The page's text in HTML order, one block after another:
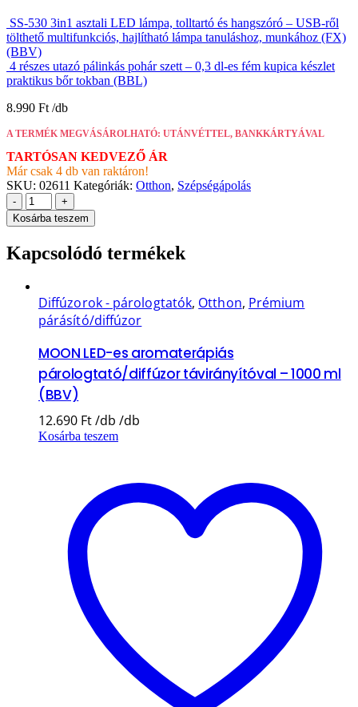
SS-530 3in1 asztali LED lámpa, tolltartó és hangszóró – USB-ről
tölthető multifunkciós, hajlítható lámpa tanuláshoz, munkához (FX)
(BBV)
4 részes utazó pálinkás pohár szett – 0,3 dl-es fém kupica készlet
praktikus bőr tokban (BBL)
8.990 Ft
A TERMÉK MEGVÁSÁROLHATÓ: UTÁNVÉTTEL, BANKKÁRTYÁVAL
TARTÓSAN KEDVEZŐ ÁR
Már csak 4 db van raktáron!
SKU: 02611 Kategóriák: Otthon, Szépségápolás
-
+
Kosárba teszem
Kapcsolódó termékek
Diffúzorok - párologtatók, Otthon, Prémium
párásító/diffúzor
MOON LED-es aromaterápiás
párologtató/diffúzor távirányítóval – 1000 ml
(BBV)
12.690 Ft
Kosárba teszem